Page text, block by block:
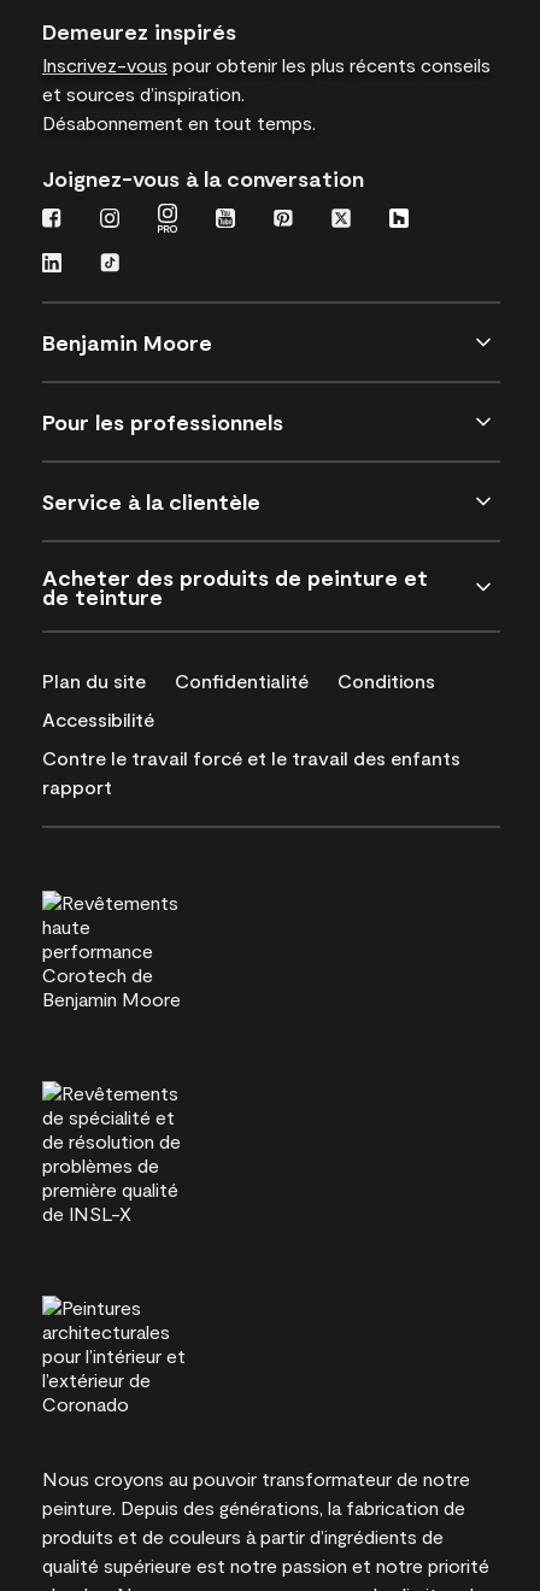
Demeurez inspirés
Inscrivez-vous pour obtenir les plus récents conseils
et sources d’inspiration.
Désabonnement en tout temps.
Joignez-vous à la conversation
Benjamin Moore
Pour les professionnels
Service à la clientèle
Acheter des produits de peinture et
de teinture
Plan du site Confidentialité
Conditions
Accessibilité
Contre le travail forcé et le travail des enfants
rapport
Nous croyons au pouvoir transformateur de notre
peinture. Depuis des générations, la fabrication de
produits et de couleurs à partir d’ingrédients de
qualité supérieure est notre passion et notre priorité